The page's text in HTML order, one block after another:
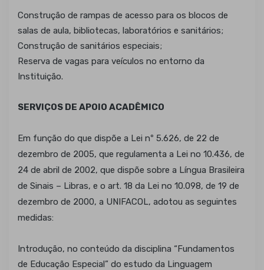
Construção de rampas de acesso para os blocos de
salas de aula, bibliotecas, laboratórios e sanitários;
Construção de sanitários especiais;
Reserva de vagas para veículos no entorno da
Instituição.
SERVIÇOS DE APOIO ACADÊMICO
Em função do que dispõe a Lei nº 5.626, de 22 de
dezembro de 2005, que regulamenta a Lei no 10.436, de
24 de abril de 2002, que dispõe sobre a Língua Brasileira
de Sinais – Libras, e o art. 18 da Lei no 10.098, de 19 de
dezembro de 2000, a UNIFACOL, adotou as seguintes
medidas:
Introdução, no conteúdo da disciplina “Fundamentos
de Educação Especial” do estudo da Linguagem